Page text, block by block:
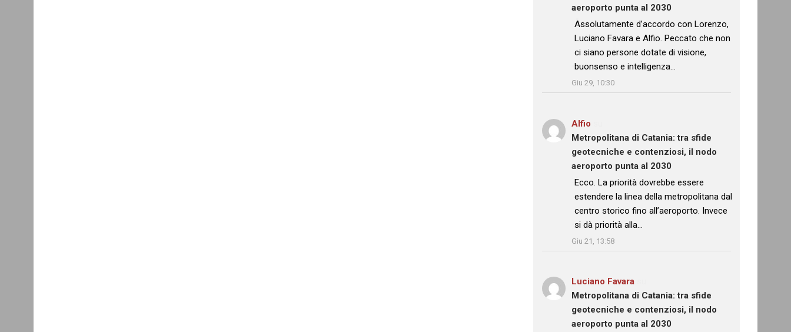
aeroporto punta al 2030
: “
Assolutamente d’accordo con Lorenzo,
Luciano Favara e Alfio. Peccato che non
ci siano persone dotate di visione,
buonsenso e intelligenza…
Giu 29, 10:30
Alfio
Metropolitana di Catania: tra sfide
geotecniche e contenziosi, il nodo
aeroporto punta al 2030
: “
Ecco. La priorità dovrebbe essere
estendere la linea della metropolitana dal
centro storico fino all’aeroporto. Invece
si dà priorità alla…
Giu 21, 13:58
Luciano Favara
Metropolitana di Catania: tra sfide
geotecniche e contenziosi, il nodo
aeroporto punta al 2030